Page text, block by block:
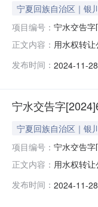
宁夏回族自治区｜银
项目编号： 宁水交告
正文内容： 用水权转
资源交易
发布时间： 2024-11-
宁水交告字
宁夏回族自治区｜银
项目编号： 宁水交告
正文内容： 用水权转
资源交易
发布时间： 2024-11-